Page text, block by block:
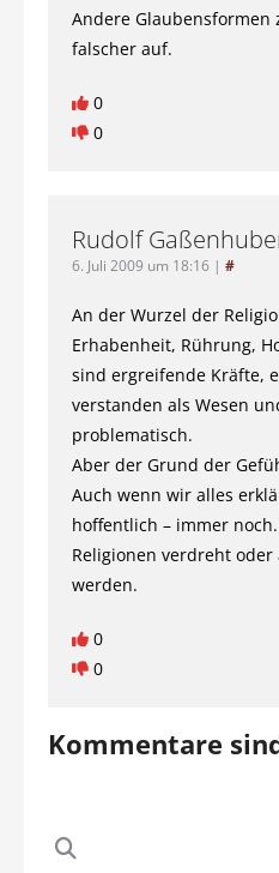
Andere Glaubensformen
falscher auf.
0
0
Rudolf
6. Juli 2009 um 18:16 | #
An der Wurzel der
Erhabenheit, Rührung,
sind ergreifende Kräfte,
verstanden als Wesen
problematisch.
Aber der Grund der
Auch wenn wir alles
hoffentlich – immer
Religionen verdreht
werden.
0
0
Kommentare